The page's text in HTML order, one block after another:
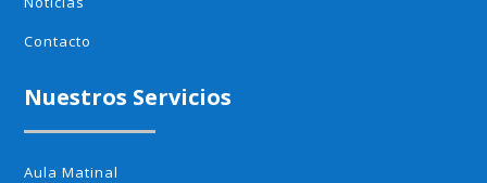
Contacto
Nuestros Servicios
Aula Matinal